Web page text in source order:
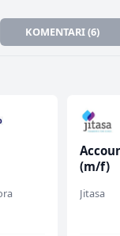
KOMENTARI (6)
(m/f)
Jitasa